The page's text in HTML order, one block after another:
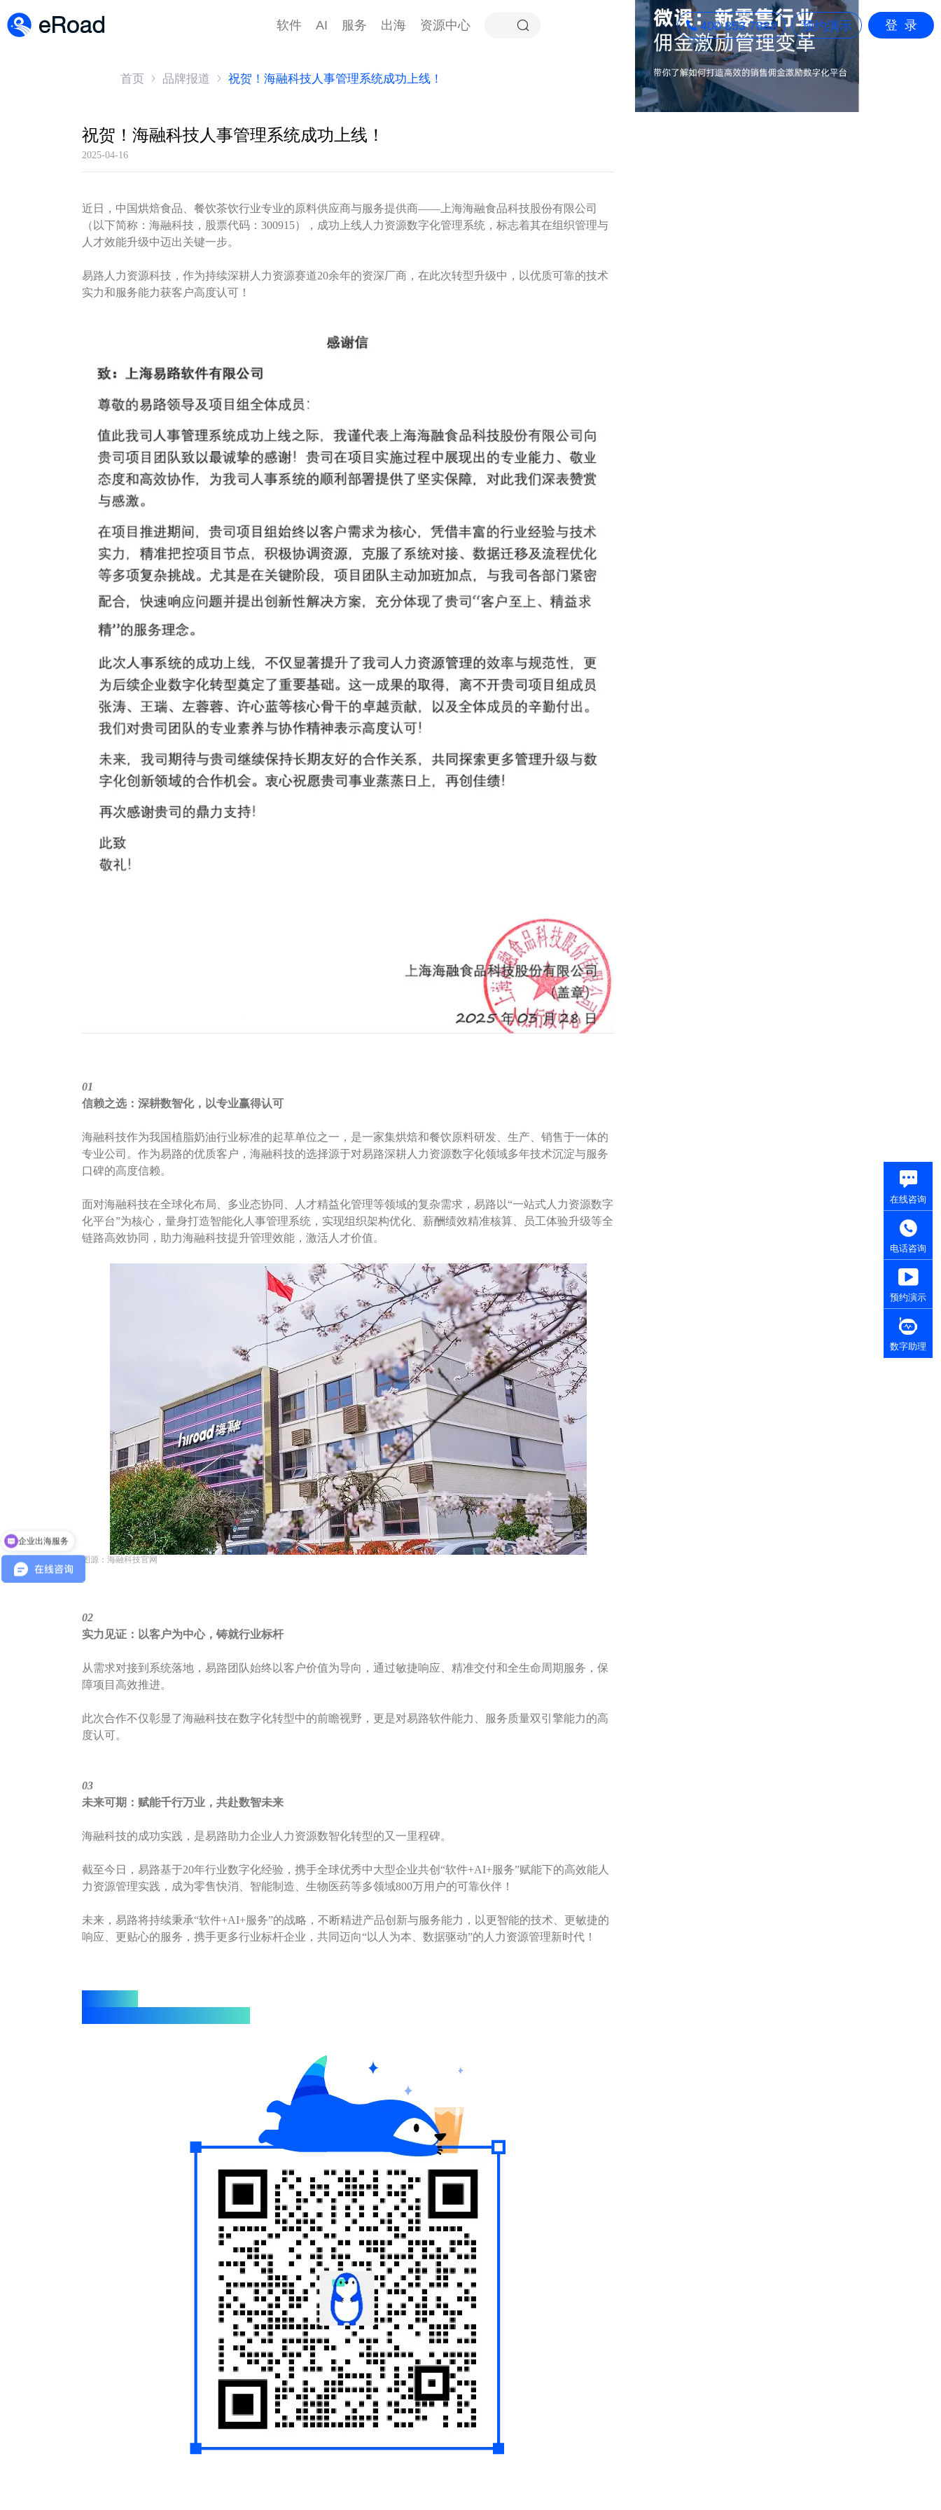
软件 AI 服务 出海 资源中心 400 853 7888 预约演示 登录
首页 品牌报道 祝贺！海融科技人事管理系统成功上线！
祝贺！海融科技人事管理系统成功上线！
2025-04-16
近日， 中国烘焙食品、餐饮茶饮行业专业的原料供应商与服务提供商—— 上海海融食品科技股份有限公司
（以下简称：海融科技，股票代码：300915），成功上线人力资源数字化管理系统，标志着其在组织管理与
人才效能升级中迈出关键一步。
易路人力资源科技，作为持续深耕人力资源赛道20余年的资深厂商，在此次转型升级中，以优质可靠的技术
实力和服务能力获客户高度认可！
01
信赖之选：深耕数智化，以专业赢得认可‌
海融科技作为我国植脂奶油行业标准的起草单位之一，是一家集烘焙和餐饮原料研发、生产、销售于一体的
专业公司。 作为易路的优质客户，海融科技的选择源于对易路深耕人力资源数字化领域多年技术沉淀与服务
口碑的高度信赖。
面对海融科技在全球化布局、多业态协同、人才精益化管理等领域的复杂需求，易路以“一站式人力资源数字
化平台”为核心，量身打造智能化人事管理系统，实现组织架构优化、薪酬绩效精准核算、员工体验升级等全
链路高效协同，助力海融科技提升管理效能，激活人才价值。
图源：海融科技官网
02
实力见证：以客户为中心，铸就行业标杆‌
从需求对接到系统落地，易路团队始终以客户价值为导向，通过敏捷响应、精准交付和全生命周期服务，保
障项目高效推进。
此次合作不仅彰显了海融科技在数字化转型中的前瞻视野，更是对易路软件能力、服务质量双引擎能力的高
度认可。
03
未来可期：赋能千行万业，共赴数智未来‌
海融科技的成功实践，是易路助力企业人力资源数智化转型的又一里程碑。
截至今日，易路基于20年行业数字化经验，携手全球优秀中大型企业共创“软件+AI+服务”赋能下的高效能人
力资源管理实践，成为零售快消、智能制造、生物医药等多领域800万用户的可靠伙伴！
未来，易路将持续秉承“软件+AI+服务”的战略，不断精进产品创新与服务能力，以更智能的技术、更敏捷的
响应、更贴心的服务，携手更多行业标杆企业，共同迈向“以人为本、数据驱动”的人力资源管理新时代！
在线咨询
电话咨询
预约演示
数字助理
企业出海服务